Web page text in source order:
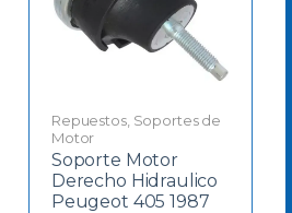
Repuestos, Soportes de
Motor
Soporte Motor
Derecho Hidraulico
Peugeot 405 1987